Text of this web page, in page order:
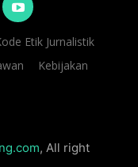
Etik Jurnalistik
Kebijakan
, All right